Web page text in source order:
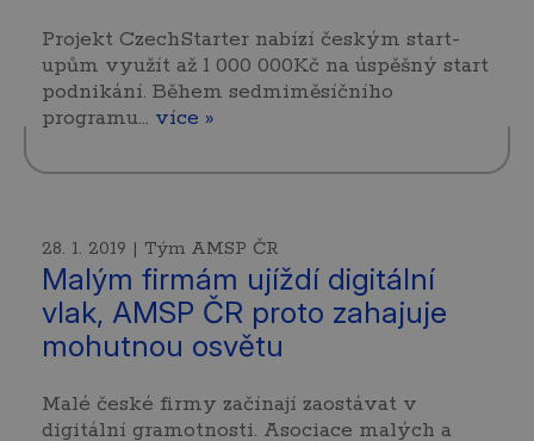
Projekt CzechStarter nabízí českým start-
upům využít až 1 000 000Kč na úspěšný start
podnikání. Během sedmiměsíčního
programu… více »
28. 1. 2019 | Tým AMSP ČR
Malým firmám ujíždí digitální
vlak, AMSP ČR proto zahajuje
mohutnou osvětu
Malé české firmy začínají zaostávat v
digitální gramotnosti. Asociace malých a